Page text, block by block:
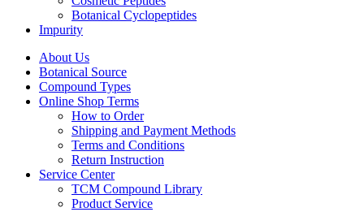
Botanical Cyclopeptides
Impurity
About Us
Botanical Source
Compound Types
Online Shop Terms
How to Order
Shipping and Payment Methods
Terms and Conditions
Return Instruction
Service Center
TCM Compound Library
Product Service